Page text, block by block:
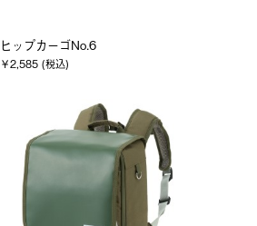
ヒップカーゴNo.6
￥2,585 (税込)